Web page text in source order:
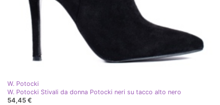
W. Potocki
W. Potocki Stivali da donna Potocki neri su tacco alto nero
54,45 €